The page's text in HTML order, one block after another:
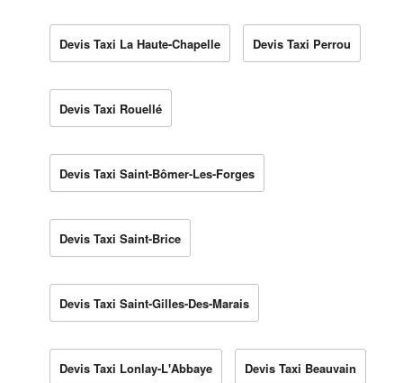
Devis Taxi La Haute-Chapelle Devis Taxi Perrou
Devis Taxi Rouellé
Devis Taxi Saint-Bômer-Les-Forges
Devis Taxi Saint-Brice
Devis Taxi Saint-Gilles-Des-Marais
Devis Taxi Lonlay-L'Abbaye Devis Taxi Beauvain